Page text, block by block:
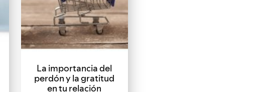
La importancia del
perdón y la gratitud
en tu relación